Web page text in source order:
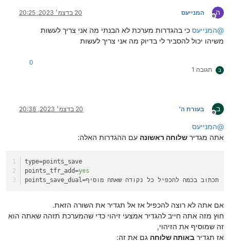
ה
מנותק
המנייעס 20 בדצמ׳ 2023, 20:25
@המנייעס כי בהגדרות מערכת לא הבנתי מה אני צריך לעשות
משיהו יכול להסביר לי בדיוק מה אני צריך לעשות
ב תגובה 1
0
ב
מנותק
בעזרת ה' 20 בדצמ׳ 2023, 20:38
@המנייעס
אתה מגדיר שלוחה ראשונה עם ההגדרות האלה:
type=points_save
points_tfr_add=yes
points_save_dual תכתוב בכמה להכפיל כל נקודה שאתה מוסיף
אם אתה לא רוצה להכפיל אז אל תגדיר את השורה הזאת.
חוץ מזה אתה חייב להגדיר אמצעי זיהוי כדי שהמערכת תזהה שאתה הוא
זה שמוסיף את הזיהוי,
אז תגדיר באותה שלוחה גם את זה: